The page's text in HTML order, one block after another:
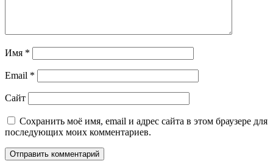
Имя *
Email *
Сайт
Сохранить моё имя, email и адрес сайта в этом браузере для
последующих моих комментариев.